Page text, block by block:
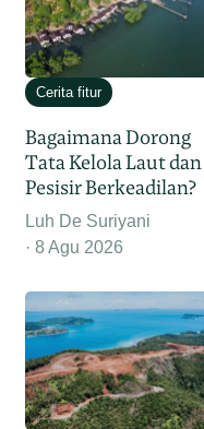
Cerita fitur
Bagaimana Dorong
Tata Kelola Laut dan
Pesisir Berkeadilan?
Luh De Suriyani
8 Agu 2026